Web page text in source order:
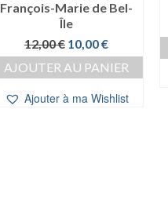
François-Marie de Bel-
Île
12,00€ Le
prix
initial
12,00 €.
10,00€Le
prix
actuel
10,00 €.
AJOUTER AU PANIER
Ajouter à ma Wishlist